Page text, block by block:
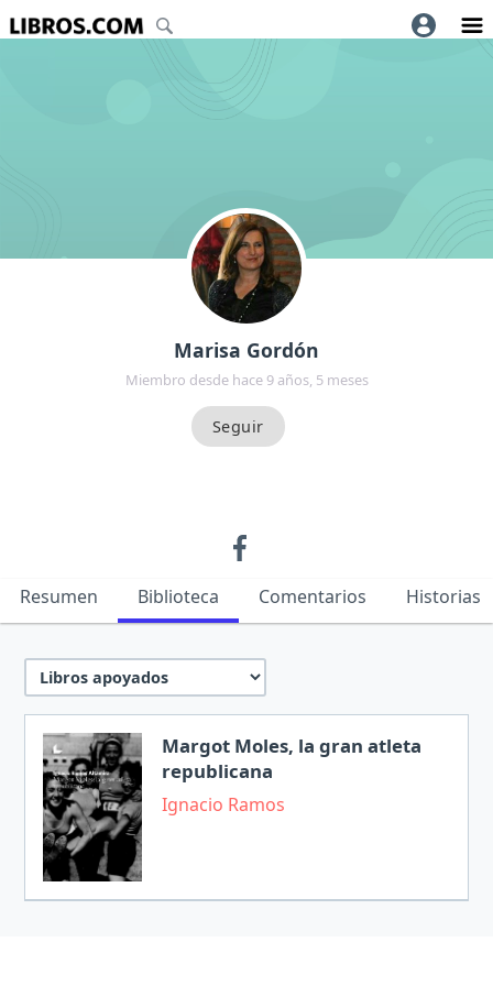
Marisa Gordón
Miembro desde hace 9 años, 5 meses
Resumen Biblioteca Comentarios Historias
Margot Moles, la gran atleta
republicana
Ignacio Ramos